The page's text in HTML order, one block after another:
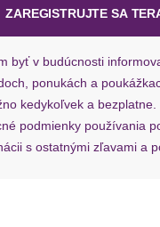
ZAREGISTRUJTE SA
byť v budúcnosti
ponukách a
kedykoľvek a bezplatne.
podmienky používania
s ostatnými zľavami a